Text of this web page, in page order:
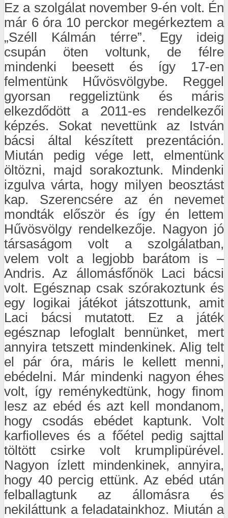
Ez a szolgálat november 9-én volt. Én
már 6 óra 10 perckor megérkeztem a
„Széll Kálmán térre”. Egy ideig
csupán öten voltunk, de félre
mindenki beesett és így 17-en
felmentünk Hűvösvölgybe. Reggel
gyorsan reggeliztünk és máris
elkezdődött a 2011-es rendelkezői
képzés. Sokat nevettünk az István
bácsi által készített prezentáción.
Miután pedig vége lett, elmentünk
öltözni, majd sorakoztunk. Mindenki
izgulva várta, hogy milyen beosztást
kap. Szerencsére az én nevemet
mondták először és így én lettem
Hűvösvölgy rendelkezője. Nagyon jó
társaságom volt a szolgálatban,
velem volt a legjobb barátom is –
Andris. Az állomásfőnök Laci bácsi
volt. Egésznap csak szórakoztunk és
egy logikai játékot játszottunk, amit
Laci bácsi mutatott. Ez a játék
egésznap lefoglalt bennünket, mert
annyira tetszett mindenkinek. Alig telt
el pár óra, máris le kellett menni,
ebédelni. Már mindenki nagyon éhes
volt, így reménykedtünk, hogy finom
lesz az ebéd és azt kell mondanom,
hogy csodás ebédet kaptunk. Volt
karfiolleves és a főétel pedig sajttal
töltött csirke volt krumplipürével.
Nagyon ízlett mindenkinek, annyira,
hogy 40 percig ettünk. Az ebéd után
felballagtunk az állomásra és
nekiláttunk a feladatainkhoz. Miután a